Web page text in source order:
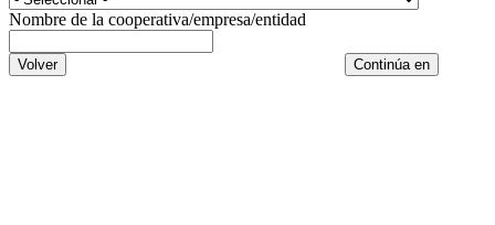
Nombre de la cooperativa/empresa/entidad
Volver Continúa en